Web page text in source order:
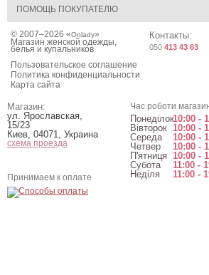
ПОМОЩЬ ПОКУПАТЕЛЮ
© 2007–2026 «Onlady»
Магазин женской одежды,
белья и купальников
Пользовательское соглашение
Политика конфиденциальности
Карта сайта
Контакты:
050 413 43 63
Магазин:
ул. Ярославская,
15/23
Киев, 04071, Украина
схема проезда
Час роботи
Понеділок10:00 -
Вівторок 10:00 -
Середа
10:00 -
Четвер
10:00 -
П'ятниця 10:00 -
Субота
11:00 -
Неділя
11:00 -
Принимаем к оплате